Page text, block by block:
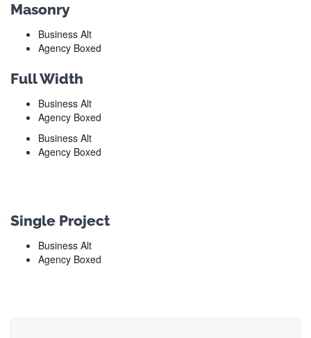
Masonry
Business Alt
Agency Boxed
Full Width
Business Alt
Agency Boxed
Business Alt
Agency Boxed
Single Project
Business Alt
Agency Boxed